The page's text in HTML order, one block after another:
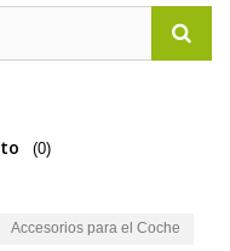
(0)
Accesorios para el Coche